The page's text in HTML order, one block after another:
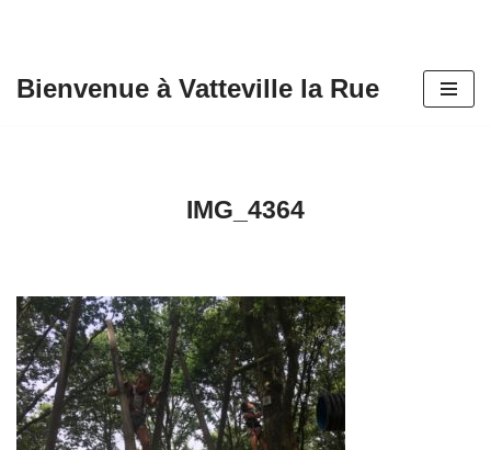
Bienvenue à Vatteville la Rue
IMG_4364